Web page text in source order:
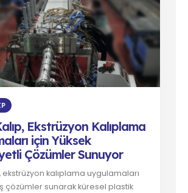
Ekstrüzyon Kalıplama
için Yüksek
Çözümler Sunuyor
ekstrüzyon kalıplama uygulamaları
çözümler sunarak küresel plastik